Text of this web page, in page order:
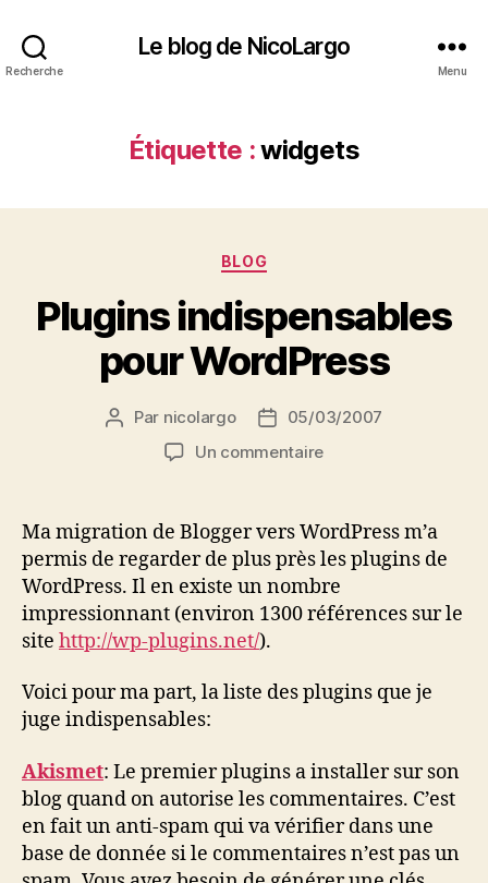
Recherche
Le blog de NicoLargo
Menu
Étiquette :widgets
Catégories
BLOG
Plugins indispensables
pour WordPress
Auteur
Par nicolargo
Date05/03/2007
Un commentairesur
pour
WordPress
Ma migration de Blogger vers WordPress m’a
permis de regarder de plus près les plugins de
WordPress. Il en existe un nombre
impressionnant (environ 1300 références sur le
site http://wp-plugins.net/).
Voici pour ma part, la liste des plugins que je
juge indispensables:
Akismet: Le premier plugins a installer sur son
blog quand on autorise les commentaires. C’est
en fait un anti-spam qui va vérifier dans une
base de donnée si le commentaires n’est pas un